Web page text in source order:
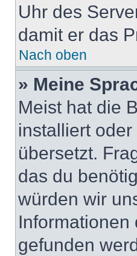
Uhr des
damit er das
Nach oben
» Meine
Meist hat die
installiert
übersetzt.
das du
würden wir
Informationen
gefunden